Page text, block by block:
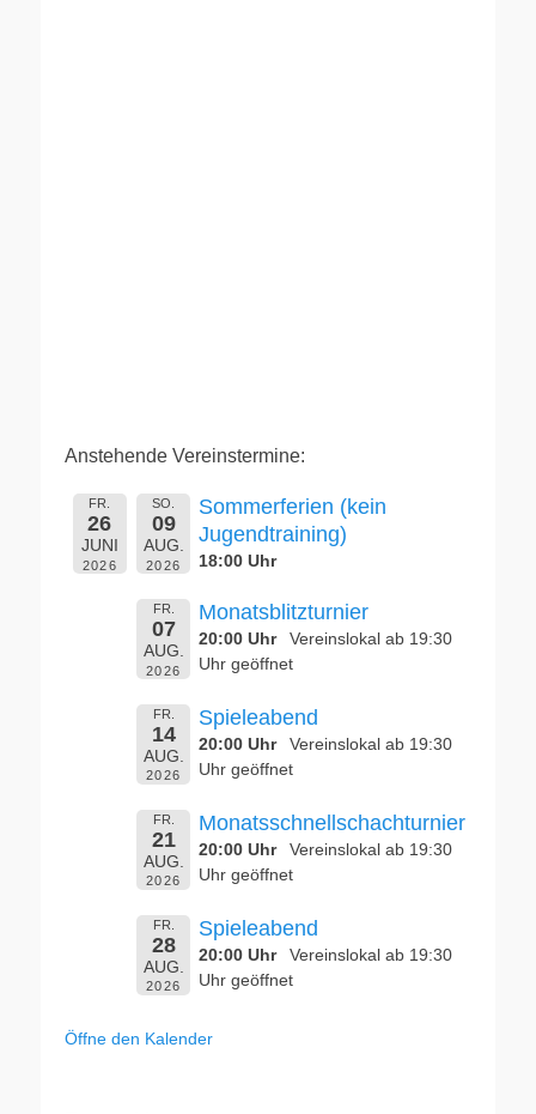
Anstehende Vereinstermine:
FR.
26
JUNI
2026
SO.
09
AUG.
2026
Sommerferien (kein
Jugendtraining)
18:00 Uhr
FR.
07
AUG.
2026
Monatsblitzturnier
20:00 Uhr
Vereinslokal ab 19:30
Uhr geöffnet
FR.
14
AUG.
2026
Spieleabend
20:00 Uhr
Vereinslokal ab 19:30
Uhr geöffnet
FR.
21
AUG.
2026
Monatsschnellschachturnier
20:00 Uhr
Vereinslokal ab 19:30
Uhr geöffnet
FR.
28
AUG.
2026
Spieleabend
20:00 Uhr
Vereinslokal ab 19:30
Uhr geöffnet
Öffne den Kalender